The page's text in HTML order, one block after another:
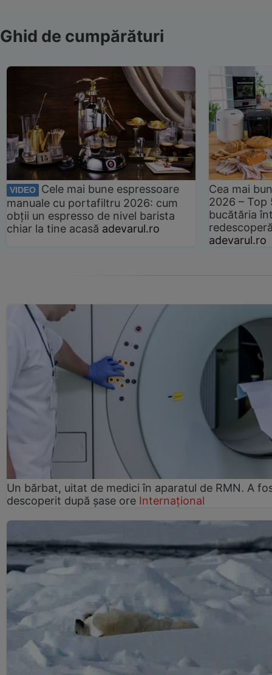
Ghid de cumpărături
VIDEO
Cele mai bune espressoare
manuale cu portafiltru 2026: cum
obții un espresso de nivel barista
chiar la tine acasă adevarul.ro
Cea mai
2026 –
bucătăria
adevarul.ro
Un bărbat, uitat de medici în aparatul de RMN. A
descoperit după șase ore Internațional